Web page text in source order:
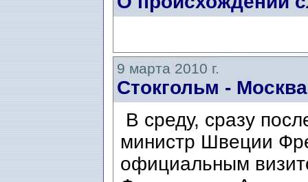
9 марта 2010 г.
Стокгольм -
В среду, сразу
министр Швеции
официальным